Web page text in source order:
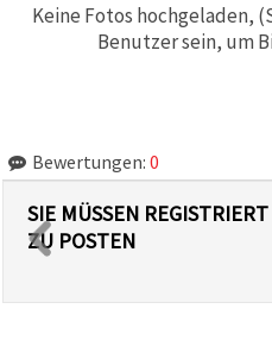
Keine Fotos hochgeladen,
Benutzer sein, um
Bewertungen: 0
SIE MÜSSEN
ZU POSTEN